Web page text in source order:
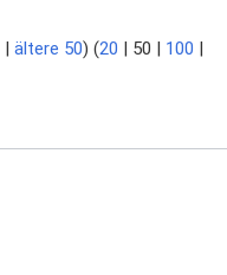
| ältere 50) (20 | 50 | 100 |